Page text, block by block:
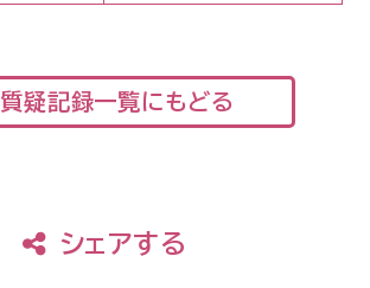
質疑記録一覧にもどる
シェアする